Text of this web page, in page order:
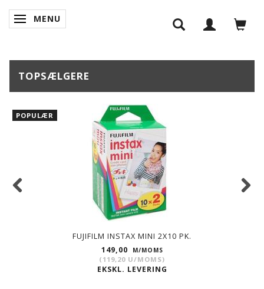
SKIFTE NAVIGATION
MENU
TOPSÆLGERE
POPULÆR
FUJIFILM INSTAX MINI 2X10 PK.
149,00
M/MOMS
( 119,20 U/MOMS)
EKSKL. LEVERING